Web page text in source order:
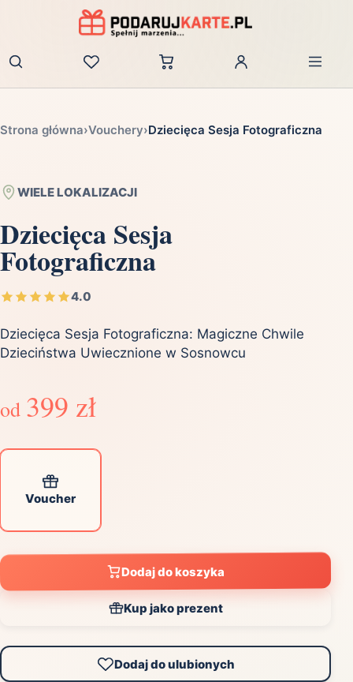
Zaloguj
Strona główna›Vouchery›Dziecięca Sesja Fotograficzna
WIELE LOKALIZACJI
Dziecięca Sesja
Fotograficzna
4.0
Dziecięca Sesja Fotograficzna: Magiczne Chwile
Dzieciństwa Uwiecznione w Sosnowcu
od 399 zł
Voucher
Dodaj do koszyka
Kup jako prezent
Dodaj do ulubionych